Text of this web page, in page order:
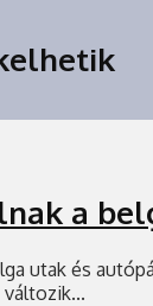
a
utak és